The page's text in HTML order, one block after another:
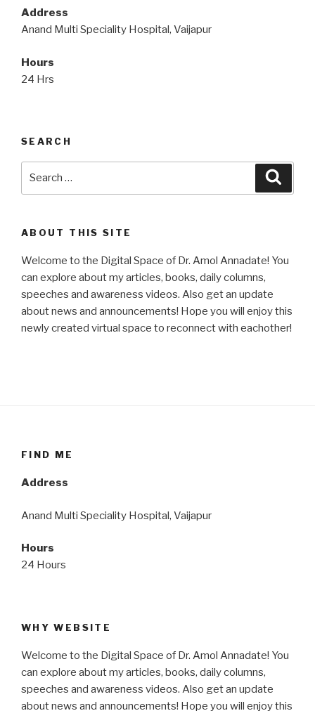
Address
Anand Multi Speciality Hospital, Vaijapur
Hours
24 Hrs
SEARCH
ABOUT THIS SITE
Welcome to the Digital Space of Dr. Amol Annadate! You
can explore about my articles, books, daily columns,
speeches and awareness videos. Also get an update
about news and announcements! Hope you will enjoy this
newly created virtual space to reconnect with eachother!
FIND ME
Address
Anand Multi Speciality Hospital, Vaijapur
Hours
24 Hours
WHY WEBSITE
Welcome to the Digital Space of Dr. Amol Annadate! You
can explore about my articles, books, daily columns,
speeches and awareness videos. Also get an update
about news and announcements! Hope you will enjoy this